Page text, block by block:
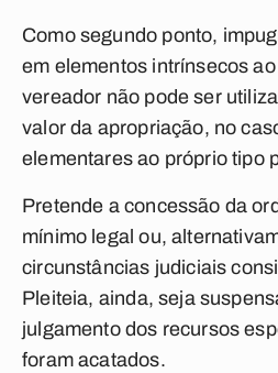
Como segundo ponto,
em elementos intrínsecos
vereador não pode ser
valor da apropriação, no
elementares ao próprio tipo
Pretende a concessão da
mínimo legal ou,
circunstâncias judiciais
Pleiteia, ainda, seja
julgamento dos recursos
foram acatados.